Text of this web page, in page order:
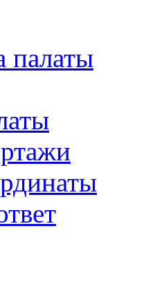
палаты